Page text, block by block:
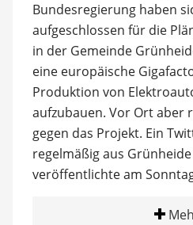
Bundesregierung haben
aufgeschlossen für die
in der Gemeinde
eine europäische
Produktion von
aufzubauen. Vor Ort aber
gegen das Projekt. Ein
regelmäßig aus
veröffentlichte am